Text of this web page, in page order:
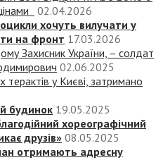
02.04.2026
хочуть вилучати у
на фронт 17.03.2026
Захисник України, – солдат
02.06.2025
терактів у Києві, затримано
будинок 19.05.2025
хореографічний
друзів» 08.05.2025
отримають адресну